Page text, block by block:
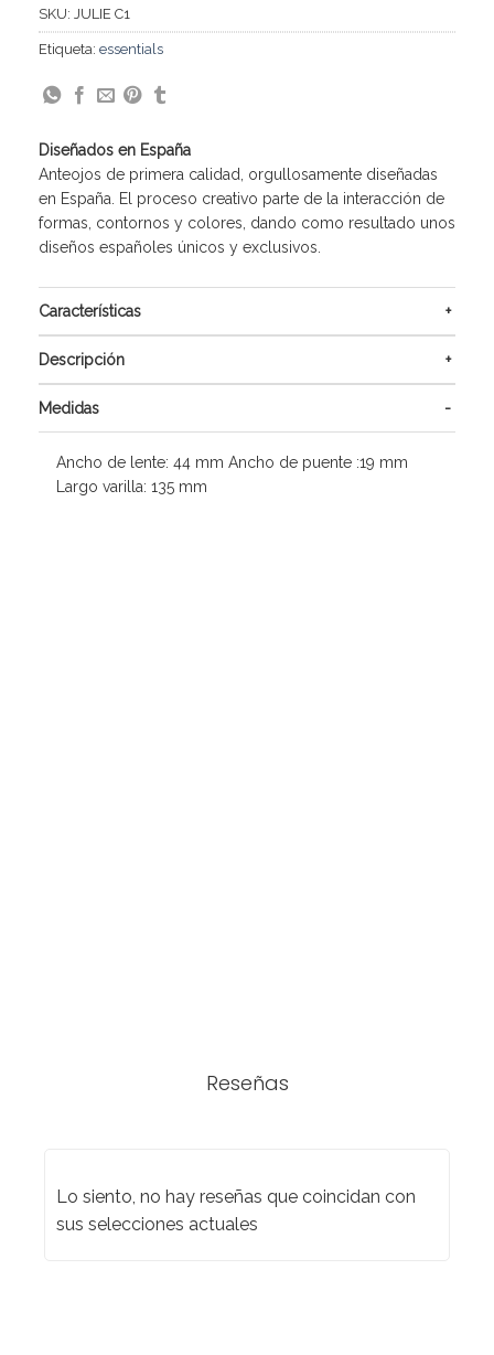
SKU: JULIE C1
Etiqueta: essentials
Diseñados en España
Anteojos de primera calidad, orgullosamente diseñadas
en España. El proceso creativo parte de la interacción de
formas, contornos y colores, dando como resultado unos
diseños españoles únicos y exclusivos.
Características
Descripción
Medidas
Ancho de lente: 44 mm Ancho de puente :19 mm
Largo varilla: 135 mm
Reseñas
Lo siento, no hay reseñas que coincidan con
sus selecciones actuales